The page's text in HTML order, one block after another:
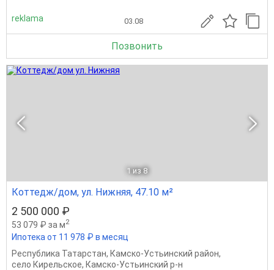
reklama 03.08
Позвонить
1 из 8
Коттедж/дом, ул. Нижняя, 47.10 м²
2 500 000 ₽
53 079 ₽ за м2
Ипотека от 11 978 ₽ в месяц
Республика Татарстан, Камско-Устьинский район,
село Кирельское, Камско-Устьинский р-н